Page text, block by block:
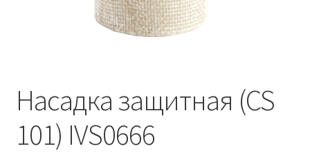
Насадка защитная (CS
101) IVS0666